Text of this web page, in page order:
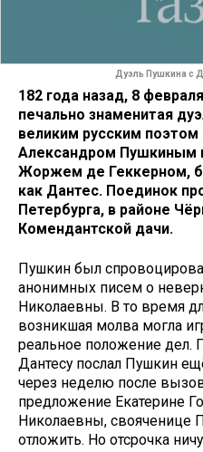
Дуэль Пушкина с
182 года назад, 8
печально знаменитая
великим русским
Александром Пушкиным
Жоржем де Геккерном,
как Дантес. Поединок
Петербурга, в районе
Комендантской дачи.
Пушкин был
анонимных писем о
Николаевны. В то время
возникшая молва могла
реальное положение
Дантесу послал Пушкин
через неделю после
предложение Екатерине
Николаевны, свояченице
отложить. Но отсрочка